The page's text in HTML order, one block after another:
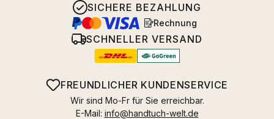
SICHERE BEZAHLUNG
Rechnung
SCHNELLER VERSAND
FREUNDLICHER KUNDENSERVICE
Wir sind Mo-Fr für Sie erreichbar.
E-Mail: info@handtuch-welt.de